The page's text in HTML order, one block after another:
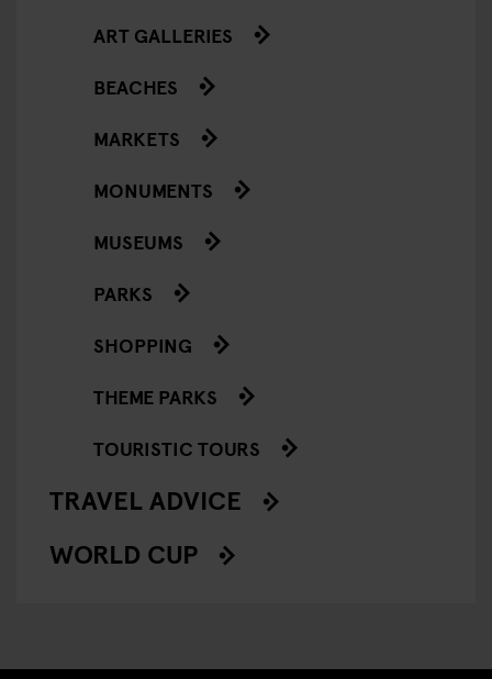
ART GALLERIES
BEACHES
MARKETS
MONUMENTS
MUSEUMS
PARKS
SHOPPING
THEME PARKS
TOURISTIC TOURS
TRAVEL ADVICE
WORLD CUP